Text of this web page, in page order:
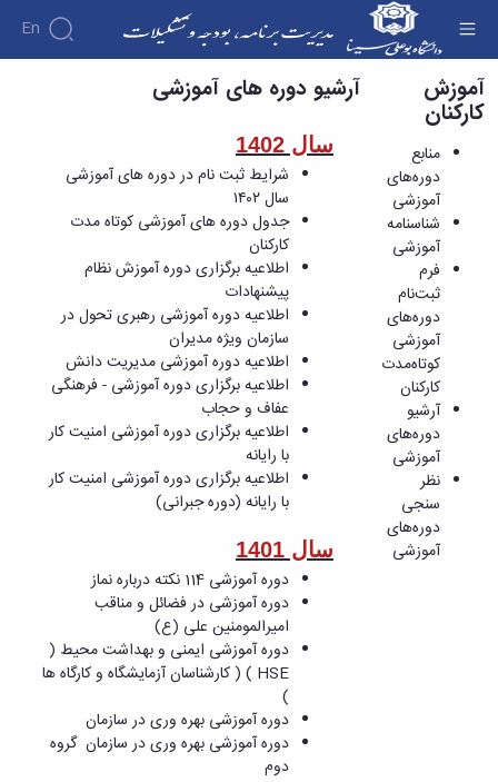
En
درباره
مدیریت
تشکیلات
سامانی
مدیران
پیشین
کارکنان
دوره‌های
آموزشی
شناسنامه
آموزشی
ثبت‌نام
دوره‌های
آموزشی
کوتاه‌مدت
کارکنان
دوره‌های
آموزشی
سنجی
فرایندها
فرآیند
تنظیم
بودجه
تفصیلی
آموزش
کارکنان
ساختار
تشکیلات
روشها
مدیریت
تماس
نشانی
آرشیو دوره‌های آموزشی - مدیریت برنامه، بودجه و
تشکیلات
آموزش
کارکنان
منابع
دوره‌های
آموزشی
شناسنامه
آموزشی
فرم
ثبت‌نام
دوره‌های
آموزشی
کوتاه‌مدت
کارکنان
آرشیو
دوره‌های
آموزشی
نظر
سنجی
دوره‌های
آموزشی
آرشیو دوره های آموزشی
سال 1402
شرایط ثبت نام در دوره های آموزشی
سال ۱۴۰۲
جدول دوره های آموزشی کوتاه مدت
کارکنان
اطلاعیه برگزاری دوره آموزش نظام
پیشنهادات
اطلاعیه دوره آموزشی رهبری تحول در
سازمان ویژه مدیران
اطلاعیه دوره آموزشی مدیریت دانش
اطلاعیه برگزاری دوره آموزشی - فرهنگی
عفاف و حجاب
اطلاعیه برگزاری دوره آموزشی امنیت کار
با رایانه
اطلاعیه برگزاری دوره آموزشی امنیت کار
با رایانه (دوره جبرانی)
سال 1401
دوره آموزشی 114 نکته درباره نماز
دوره آموزشی در فضائل و مناقب
امیرالمومنین علی (ع)
دوره آموزشی ایمنی و بهداشت محیط (
HSE ) ( کارشناسان آزمایشگاه و کارگاه ها
)
دوره آموزشی بهره وری در سازمان
دوره آموزشی بهره وری در سازمان گروه
دوم